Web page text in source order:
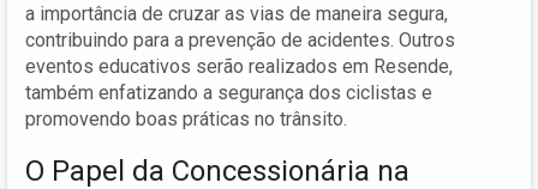
a importância de cruzar as vias de maneira segura,
contribuindo para a prevenção de acidentes. Outros
eventos educativos serão realizados em Resende,
também enfatizando a segurança dos ciclistas e
promovendo boas práticas no trânsito.
O Papel da Concessionária na